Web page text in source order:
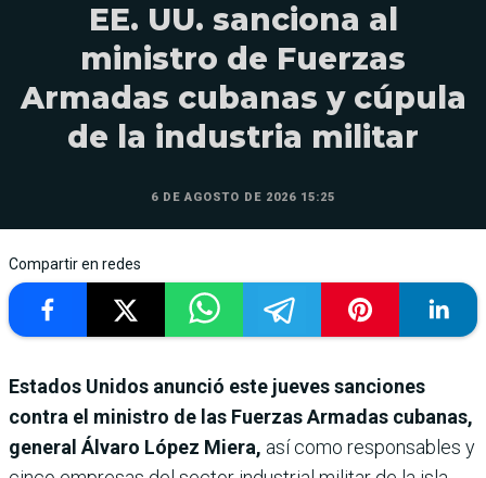
EE. UU. sanciona al
ministro de Fuerzas
Armadas cubanas y cúpula
de la industria militar
6 DE AGOSTO DE 2026 15:25
Compartir en redes
Estados Unidos anunció este jueves sanciones
contra el ministro de las Fuerzas Armadas cubanas,
general Álvaro López Miera, así como responsables y